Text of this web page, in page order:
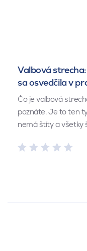
Valbová
sa osvedčila v
Čo je valbová
poznáte. Je to ten
nemá štíty a všetky